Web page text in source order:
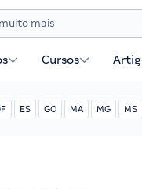
Cursos
ES GO MA MG MS